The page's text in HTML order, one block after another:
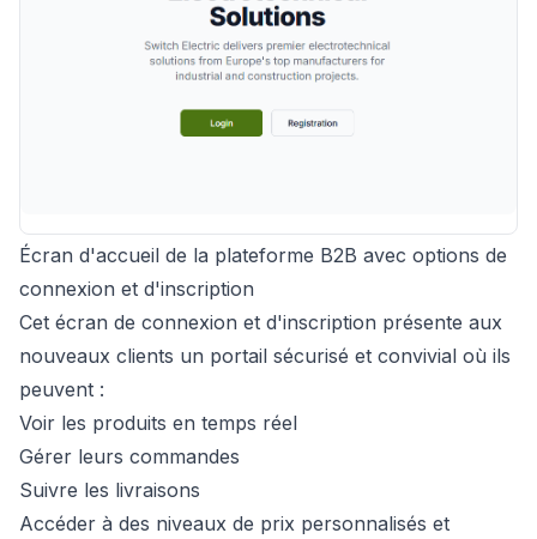
Écran d'accueil de la plateforme B2B avec options de
connexion et d'inscription
Cet écran de connexion et d'inscription présente aux
nouveaux clients un portail sécurisé et convivial où ils
peuvent :
Voir les produits en temps réel
Gérer leurs commandes
Suivre les livraisons
Accéder à des niveaux de prix personnalisés et